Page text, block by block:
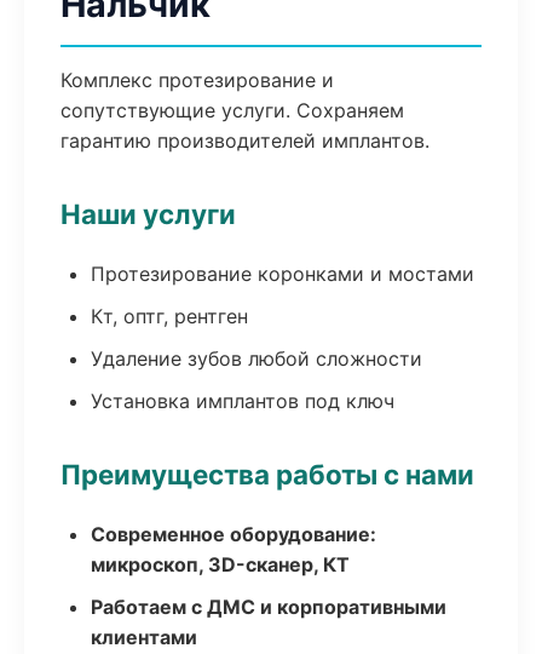
Комплекс протезирование и
сопутствующие услуги. Сохраняем
гарантию производителей имплантов.
Наши услуги
Протезирование коронками и мостами
Кт, оптг, рентген
Удаление зубов любой сложности
Установка имплантов под ключ
Преимущества работы с нами
Современное оборудование:
микроскоп, 3D-сканер, КТ
Работаем с ДМС и корпоративными
клиентами